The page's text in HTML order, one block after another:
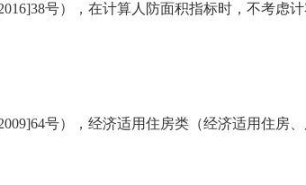
号），在计算人防面积指标时，不考虑
号），经济适用住房类（经济适用住房